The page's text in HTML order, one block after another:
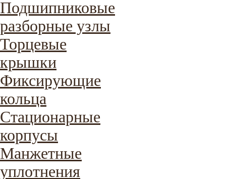
Подшипниковые
разборные узлы
Торцевые
крышки
Фиксирующие
кольца
Стационарные
корпусы
Манжетные
уплотнения